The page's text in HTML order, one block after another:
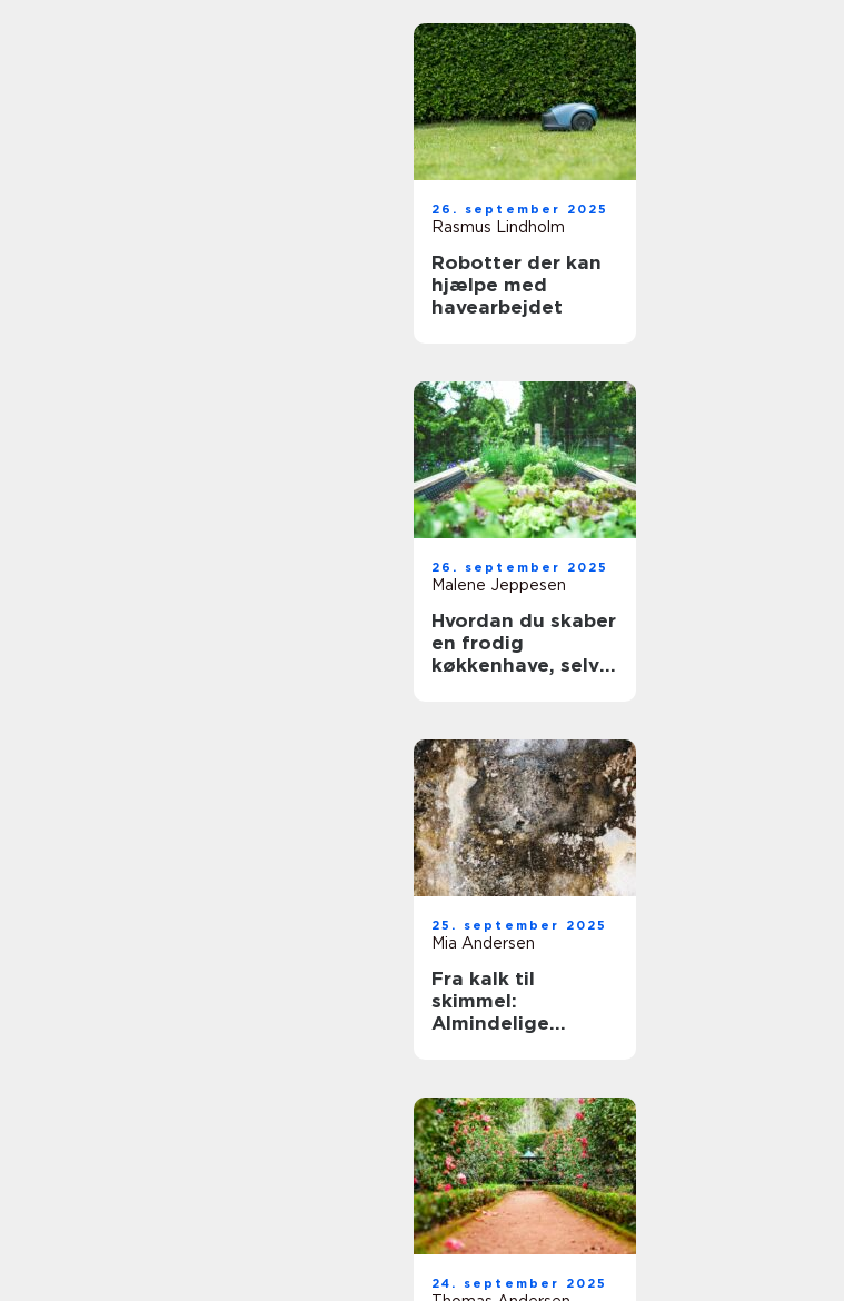
26. september 2025
Rasmus Lindholm
Robotter der kan
hjælpe med
havearbejdet
26. september 2025
Malene Jeppesen
Hvordan du skaber
en frodig
køkkenhave, selv
25. september 2025
Mia Andersen
Fra kalk til
skimmel:
Almindelige
24. september 2025